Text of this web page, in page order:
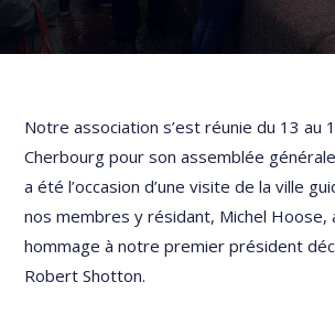
Notre association s’est réunie du 13 au
Cherbourg pour son assemblée
a été l’occasion d’une visite de la ville
nos membres y résidant, Michel Hoose,
hommage à notre premier président
Robert Shotton.